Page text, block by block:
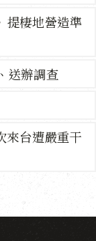
提棲地營造準
送辦調查
來台遭嚴重干